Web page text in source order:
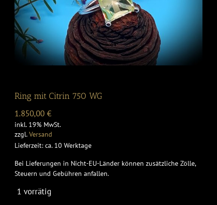
Ring mit Citrin 750 WG
1.850,00 €
inkl. 19% MwSt.
zzgl.Versand
Lieferzeit: ca. 10 Werktage
Bei Lieferungen in Nicht-EU-Länder können zusätzliche Zölle,
Steuern und Gebühren anfallen.
1 vorrätig